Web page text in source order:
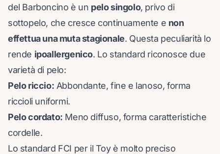
del Barboncino è un pelo singolo, privo di
sottopelo, che cresce continuamente e non
effettua una muta stagionale. Questa peculiarità lo
rende ipoallergenico. Lo standard riconosce due
varietà di pelo:
Pelo riccio: Abbondante, fine e lanoso, forma
riccioli uniformi.
Pelo cordato: Meno diffuso, forma caratteristiche
cordelle.
Lo standard FCI per il Toy è molto preciso